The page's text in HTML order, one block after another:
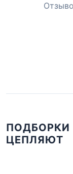
ПОДБОРКИ
ЦЕПЛЯЮТ